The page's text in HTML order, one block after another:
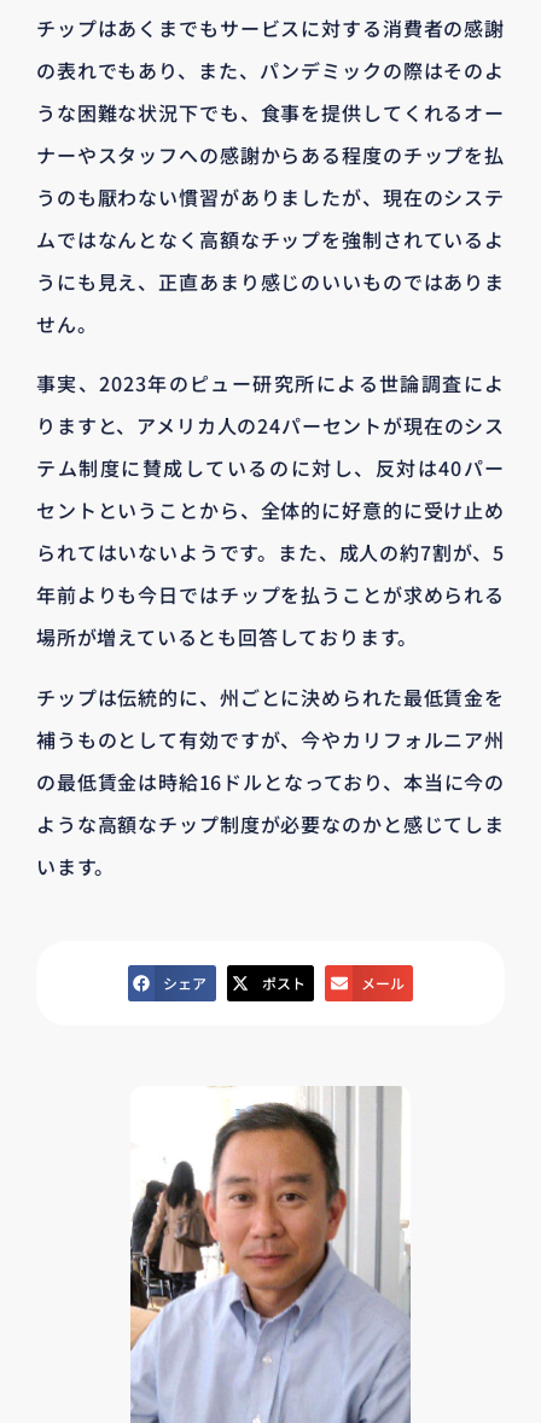
チップはあくまでもサービスに対する消費者の感謝
の表れでもあり、また、パンデミックの際はそのよ
うな困難な状況下でも、食事を提供してくれるオー
ナーやスタッフへの感謝からある程度のチップを払
うのも厭わない慣習がありましたが、現在のシステ
ムではなんとなく高額なチップを強制されているよ
うにも見え、正直あまり感じのいいものではありま
せん。
事実、2023年のピュー研究所による世論調査によ
りますと、アメリカ人の24パーセントが現在のシス
テム制度に賛成しているのに対し、反対は40パー
セントということから、全体的に好意的に受け止め
られてはいないようです。また、成人の約7割が、5
年前よりも今日ではチップを払うことが求められる
場所が増えているとも回答しております。
チップは伝統的に、州ごとに決められた最低賃金を
補うものとして有効ですが、今やカリフォルニア州
の最低賃金は時給16ドルとなっており、本当に今の
ような高額なチップ制度が必要なのかと感じてしま
います。
シェア ポスト メール